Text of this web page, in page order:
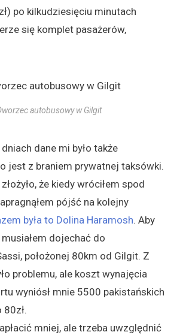
po kilkudziesięciu minutach
się komplet pasażerów,
autobusowy w Gilgit
dane mi było także
jest z braniem prywatnej taksówki.
że kiedy wróciłem spod
pójść na kolejny
była to Dolina Haramosh. Aby
dojechać do
położonej 80km od Gilgit. Z
problemu, ale koszt wynajęcia
wyniósł mnie 5500 pakistańskich
80zł.
mniej, ale trzeba uwzględnić